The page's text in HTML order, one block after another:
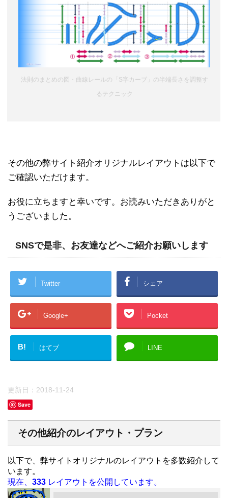
法則のまとめの図・曲線レールの「S字カーブ」の半端長さを調整す
るテクニック
その他の弊サイト紹介オリジナルレイアウトは以下で
ご確認いただけます。
お役に立ちますと幸いです。お読みいただきありがと
うございました。
SNSで是非、お友達などへご紹介お願いします
Twitter シェア
Google+ Pocket
B! はてブ LINE
更新日： 2018-11-24
Save
その他紹介のレイアウト・プラン
以下で、弊サイトオリジナルのレイアウトを多数紹介して
います。
現在、 333 レイアウトを公開しています。